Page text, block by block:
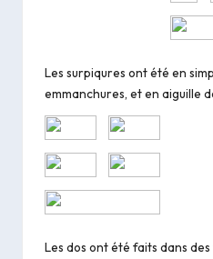
Les surpiqures ont été en
emmanchures, et en aiguille
Les dos ont été faits dans